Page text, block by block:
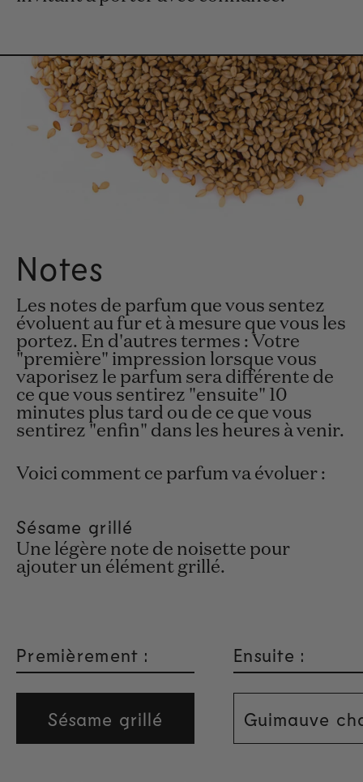
Notes
Les notes de parfum que vous sentez
évoluent au fur et à mesure que vous les
portez. En d'autres termes : Votre
"première" impression lorsque vous
vaporisez le parfum sera différente de
ce que vous sentirez "ensuite" 10
minutes plus tard ou de ce que vous
sentirez "enfin" dans les heures à venir.
Voici comment ce parfum va évoluer :
Sésame grillé
Une légère note de noisette pour
ajouter un élément grillé.
Premièrement :
Sésame grillé
Ensuite :
Guimauve